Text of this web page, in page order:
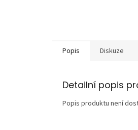
Popis Diskuze
Detailní popis
Popis produktu není